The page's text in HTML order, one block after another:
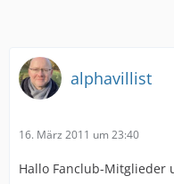
alphavillist
16. März 2011 um 23:40
Hallo Fanclub-Mitglieder